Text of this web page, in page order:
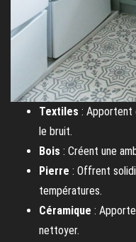
Textiles : Apportent
le bruit.
Bois : Créent une
Pierre : Offrent
températures.
Céramique :
nettoyer.